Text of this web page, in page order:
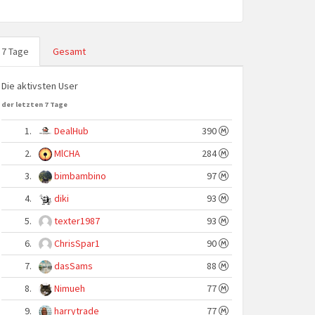
7 Tage Gesamt
Die aktivsten User
der letzten 7 Tage
1. DealHub
390
2.
MlCHA
284
3.
bimbambino
97
4.
diki
93
5.
texter1987
93
6.
ChrisSpar1
90
7.
dasSams
88
8.
Nimueh
77
9.
harrytrade 77